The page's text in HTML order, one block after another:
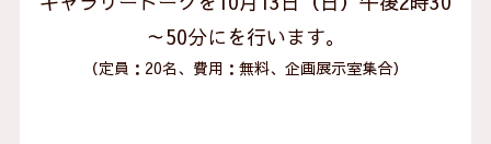
～50分にを行います。
（定員：20名、費用：無料、企画展示室集合）